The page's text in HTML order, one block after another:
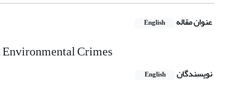
عنوان مقاله English
Environmental Crimes
نویسندگان English